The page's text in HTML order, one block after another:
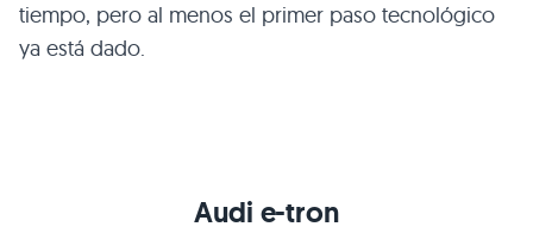
tiempo, pero al menos el primer paso tecnológico
ya está dado.
Audi e-tron